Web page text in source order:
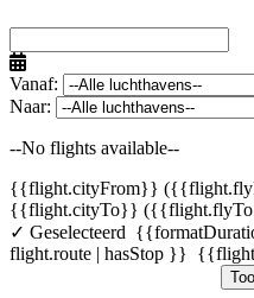
Vanaf:
Naar:
--No flights available--
{{flight.cityFrom}}
{{flight.cityTo}}
✓ Geselecteerd
flight.route | hasStop }}